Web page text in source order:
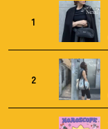
1
2